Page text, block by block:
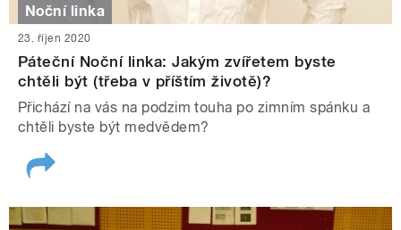
Noční linka
23. říjen 2020
Páteční Noční linka: Jakým zvířetem byste
chtěli být (třeba v příštím životě)?
Přichází na vás na podzim touha po zimním spánku a
chtěli byste být medvědem?